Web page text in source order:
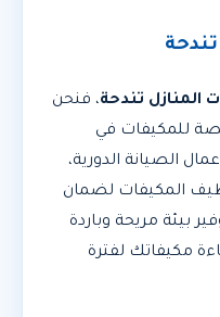
المنازل تندحة، فنحن
للمكيفات في
الصيانة الدورية،
المكيفات لضمان
بيئة مريحة وباردة
مكيفاتك لفترة